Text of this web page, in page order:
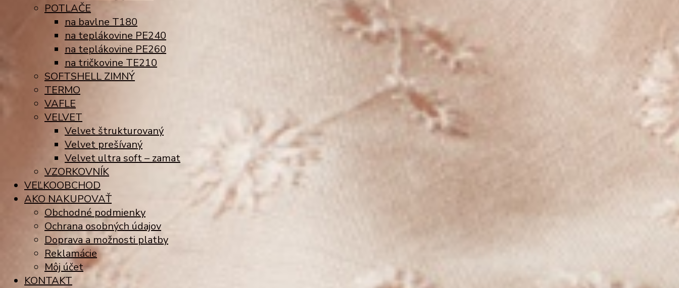
POTLAČE
na bavlne T180
na teplákovine PE240
na teplákovine PE260
na tričkovine TE210
SOFTSHELL ZIMNÝ
TERMO
VAFLE
VELVET
Velvet štrukturovaný
Velvet prešívaný
Velvet ultra soft – zamat
VZORKOVNÍK
VEĽKOOBCHOD
AKO NAKUPOVAŤ
Obchodné podmienky
Ochrana osobných údajov
Doprava a možnosti platby
Reklamácie
Môj účet
KONTAKT